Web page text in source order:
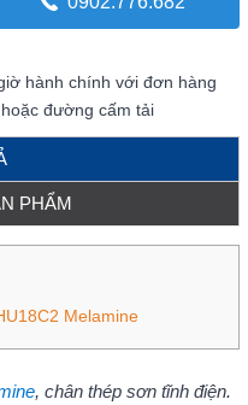
hành chính với đơn hàng
đường cấm tải
PHẨM
Melamine
, chân thép sơn tĩnh điện.